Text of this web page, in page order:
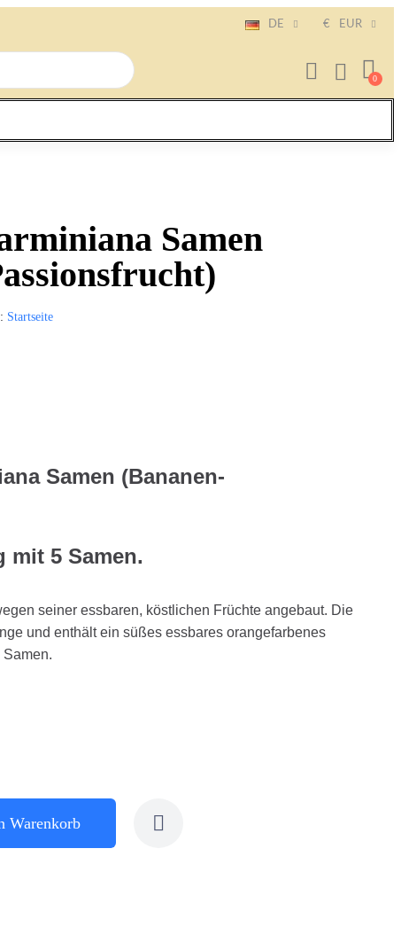
DE € EUR
Samen
Startseite
Samen (Bananen-
mit 5 Samen.
seiner essbaren, köstlichen Früchte angebaut. Die
und enthält ein süßes essbares orangefarbenes
Warenkorb